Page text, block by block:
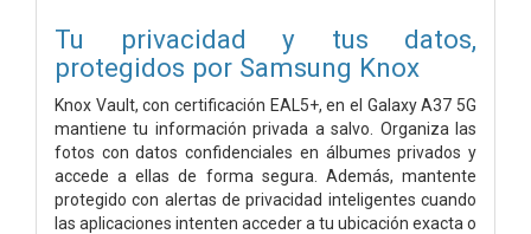
Tu privacidad y tus datos,
protegidos por Samsung Knox
Knox Vault, con certificación EAL5+, en el Galaxy A37 5G
mantiene tu información privada a salvo. Organiza las
fotos con datos confidenciales en álbumes privados y
accede a ellas de forma segura. Además, mantente
protegido con alertas de privacidad inteligentes cuando
las aplicaciones intenten acceder a tu ubicación exacta o